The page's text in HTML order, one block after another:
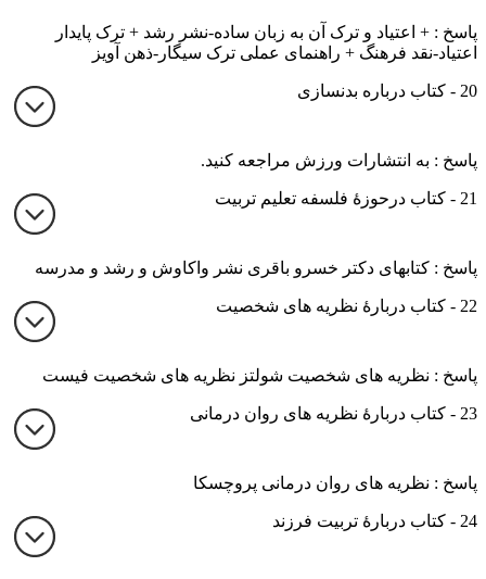
پاسخ : + اعتیاد و ترک آن به زبان ساده-نشر رشد + ترک پایدار
اعتیاد-نقد فرهنگ + راهنمای عملی ترک سیگار-ذهن آویز
20 - کتاب درباره بدنسازی
پاسخ : به انتشارات ورزش مراجعه کنید.
21 - کتاب درحوزۀ فلسفه تعلیم تربیت
پاسخ : کتابهای دکتر خسرو باقری نشر واکاوش و رشد و مدرسه
22 - کتاب دربارۀ نظریه های شخصیت
پاسخ : نظریه های شخصیت شولتز نظریه های شخصیت فیست
23 - کتاب دربارۀ نظریه های روان درمانی
پاسخ : نظریه های روان درمانی پروچسکا
24 - کتاب دربارۀ تربیت فرزند